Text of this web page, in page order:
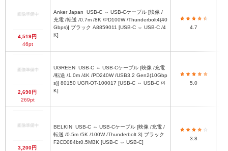
4,519円
46pt
Anker Japan
充電 /転送 /0.7m /8K /PD100W /Thunderbolt4(40
Gbps)] ブラック A8859011 [USB-C ⇔ USB-C /4
K]
4.7
2,690円
269pt
UGREEN
/転送 /1.0m /4K /PD240W /USB3.2 Gen2(10Gbp
s)] 80150 UGR-OT-100017 [USB-C ⇔ USB-C /4
K]
5.0
3,200円
BELKIN
転送 /0.5m /5K /100W /Thunderbolt 3] ブラック
F2CD084bt0.5MBK [USB-C ⇔ USB-C]
3.8